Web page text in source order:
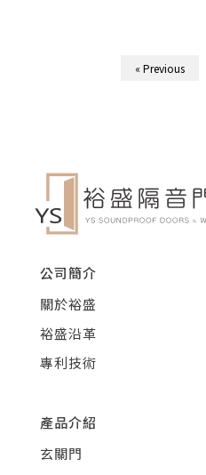
« Previous
公司簡介
關於裕盛
裕盛沿革
專利技術
產品介紹
玄關門